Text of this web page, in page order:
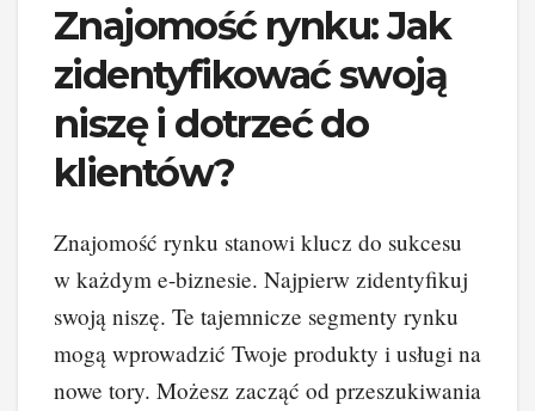
Znajomość rynku: Jak
zidentyfikować swoją
niszę i dotrzeć do
klientów?
Znajomość rynku stanowi klucz do sukcesu
w każdym e-biznesie. Najpierw zidentyfikuj
swoją niszę. Te tajemnicze segmenty rynku
mogą wprowadzić Twoje produkty i usługi na
nowe tory. Możesz zacząć od przeszukiwania